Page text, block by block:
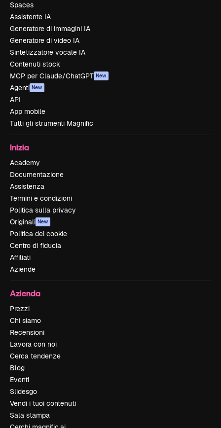
Spaces
Assistente IA
Generatore di immagini IA
Generatore di video IA
Sintetizzatore vocale IA
Contenuti stock
MCP per Claude/ChatGPT New
Agenti New
API
App mobile
Tutti gli strumenti Magnific
Inizia
Academy
Documentazione
Assistenza
Termini e condizioni
Politica sulla privacy
Originali New
Politica dei cookie
Centro di fiducia
Affiliati
Aziende
Azienda
Prezzi
Chi siamo
Recensioni
Lavora con noi
Cerca tendenze
Blog
Eventi
Slidesgo
Vendi i tuoi contenuti
Sala stampa